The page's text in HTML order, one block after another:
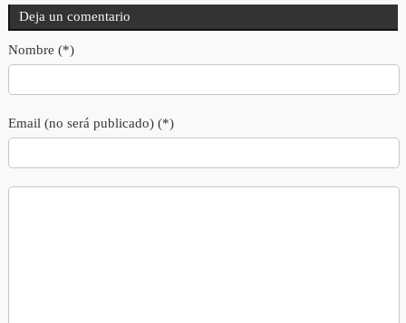
Deja un comentario
Nombre (*)
Email (no será publicado) (*)